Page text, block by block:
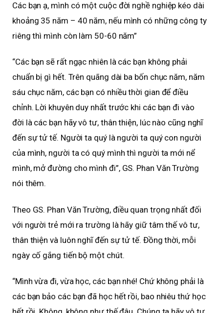
Các bạn ạ, mình có một cuộc đời nghề nghiệp kéo dài
khoảng 35 năm – 40 năm, nếu mình có những công ty
riêng thì mình còn làm 50-60 năm”
“Các bạn sẽ rất ngạc nhiên là các bạn không phải
chuẩn bị gì hết. Trên quãng dài ba bốn chục năm, năm
sáu chục năm, các bạn có nhiều thời gian để điều
chỉnh. Lời khuyên duy nhất trước khi các bạn đi vào
đời là các bạn hãy vô tư, thân thiện, lúc nào cũng nghĩ
đến sự tử tế. Người ta quý là người ta quý con người
của mình, người ta có quý mình thì người ta mới nể
mình, mở đường cho mình đi”, GS. Phan Văn Trường
nói thêm.
Theo GS. Phan Văn Trường, điều quan trọng nhất đối
với người trẻ mới ra trường là hãy giữ tâm thế vô tư,
thân thiện và luôn nghĩ đến sự tử tế. Đồng thời, mỗi
ngày cố gắng tiến bộ một chút.
“Mình vừa đi, vừa học, các bạn nhé! Chứ không phải là
các bạn bảo các bạn đã học hết rồi, bao nhiêu thứ học